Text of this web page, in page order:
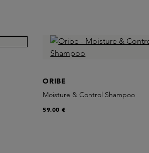
ORIBE
Moisture & Control Shampoo
59,00 €